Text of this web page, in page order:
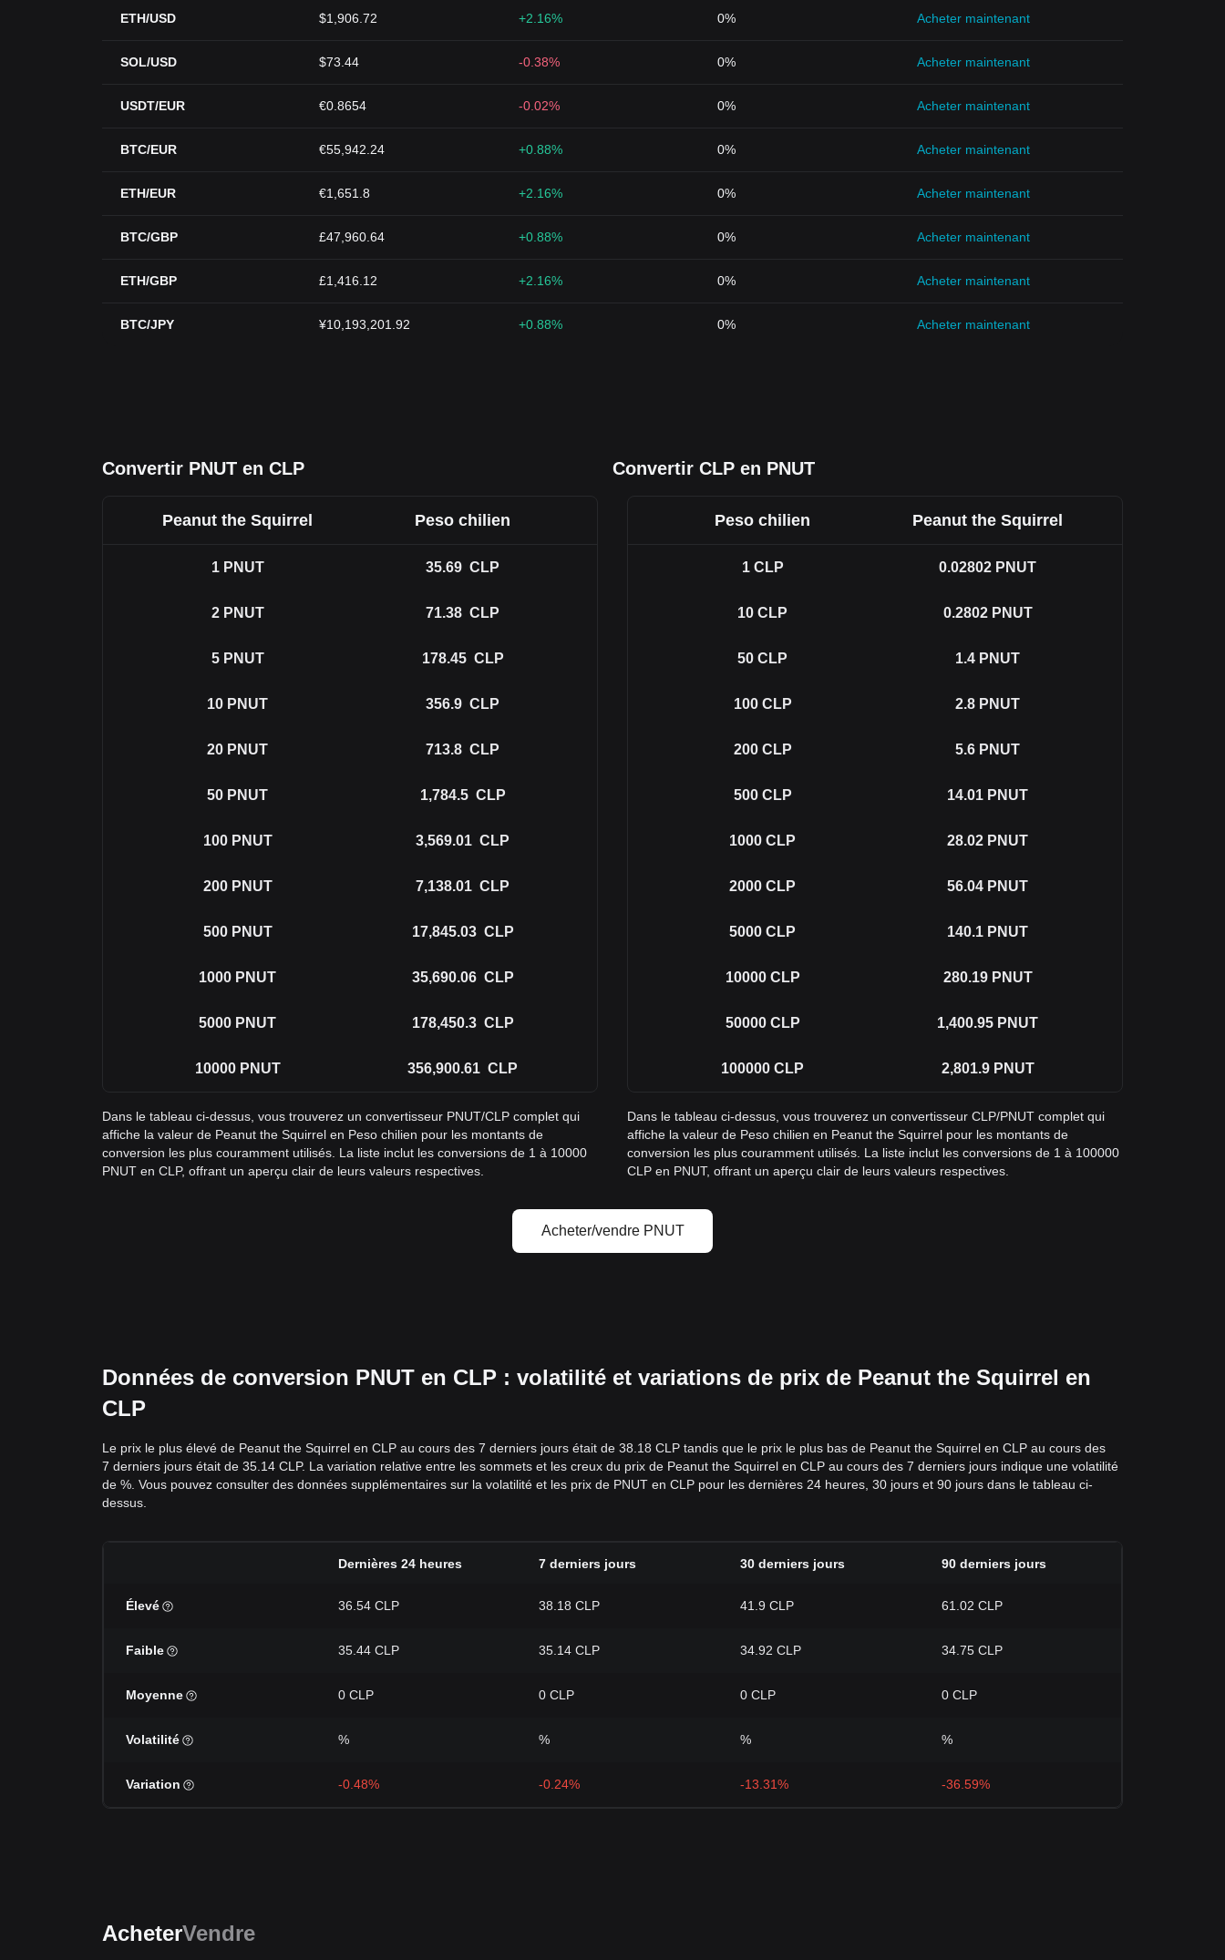
ETH/USD $1,906.72 +2.16% 0% Acheter maintenant
SOL/USD $73.44 -0.38% 0% Acheter maintenant
USDT/EUR €0.8654 -0.02% 0% Acheter maintenant
BTC/EUR €55,942.24 +0.88% 0% Acheter maintenant
ETH/EUR €1,651.8 +2.16% 0% Acheter maintenant
BTC/GBP £47,960.64 +0.88% 0% Acheter maintenant
ETH/GBP £1,416.12 +2.16% 0% Acheter maintenant
BTC/JPY ¥10,193,201.92 +0.88% 0% Acheter maintenant
Convertir PNUT en CLP Convertir CLP en PNUT
Peanut the Squirrel Peso chilien
1 PNUT 35.69 CLP
2 PNUT 71.38 CLP
5 PNUT 178.45 CLP
10 PNUT 356.9 CLP
20 PNUT 713.8 CLP
50 PNUT 1,784.5 CLP
100 PNUT 3,569.01 CLP
200 PNUT 7,138.01 CLP
500 PNUT 17,845.03 CLP
1000 PNUT 35,690.06 CLP
5000 PNUT 178,450.3 CLP
10000 PNUT 356,900.61 CLP
Dans le tableau ci-dessus, vous trouverez un convertisseur PNUT/CLP complet qui
affiche la valeur de Peanut the Squirrel en Peso chilien pour les montants de
conversion les plus couramment utilisés. La liste inclut les conversions de 1 à 10000
PNUT en CLP, offrant un aperçu clair de leurs valeurs respectives.
Peso chilien Peanut the Squirrel
1 CLP 0.02802 PNUT
10 CLP 0.2802 PNUT
50 CLP 1.4 PNUT
100 CLP 2.8 PNUT
200 CLP 5.6 PNUT
500 CLP 14.01 PNUT
1000 CLP 28.02 PNUT
2000 CLP 56.04 PNUT
5000 CLP 140.1 PNUT
10000 CLP 280.19 PNUT
50000 CLP 1,400.95 PNUT
100000 CLP 2,801.9 PNUT
Dans le tableau ci-dessus, vous trouverez un convertisseur CLP/PNUT complet qui
affiche la valeur de Peso chilien en Peanut the Squirrel pour les montants de
conversion les plus couramment utilisés. La liste inclut les conversions de 1 à 100000
CLP en PNUT, offrant un aperçu clair de leurs valeurs respectives.
Acheter/vendre PNUT
Données de conversion PNUT en CLP : volatilité et variations de prix de Peanut the Squirrel en
CLP
Le prix le plus élevé de Peanut the Squirrel en CLP au cours des 7 derniers jours était de 38.18 CLP tandis que le prix le plus bas de Peanut the Squirrel en CLP au cours des
7 derniers jours était de 35.14 CLP. La variation relative entre les sommets et les creux du prix de Peanut the Squirrel en CLP au cours des 7 derniers jours indique une volatilité
de %. Vous pouvez consulter des données supplémentaires sur la volatilité et les prix de PNUT en CLP pour les dernières 24 heures, 30 jours et 90 jours dans le tableau ci-
dessus.
Dernières 24 heures 7 derniers jours 30 derniers jours 90 derniers jours
Élevé 36.54 CLP 38.18 CLP 41.9 CLP 61.02 CLP
Faible 35.44 CLP 35.14 CLP 34.92 CLP 34.75 CLP
Moyenne 0 CLP 0 CLP 0 CLP 0 CLP
Volatilité % % % %
Variation -0.48% -0.24% -13.31% -36.59%
AcheterVendre